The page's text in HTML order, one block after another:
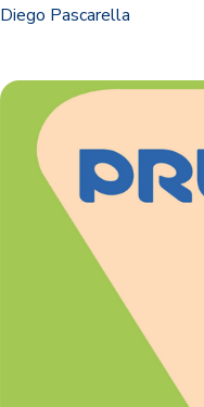
Diego Pascarella